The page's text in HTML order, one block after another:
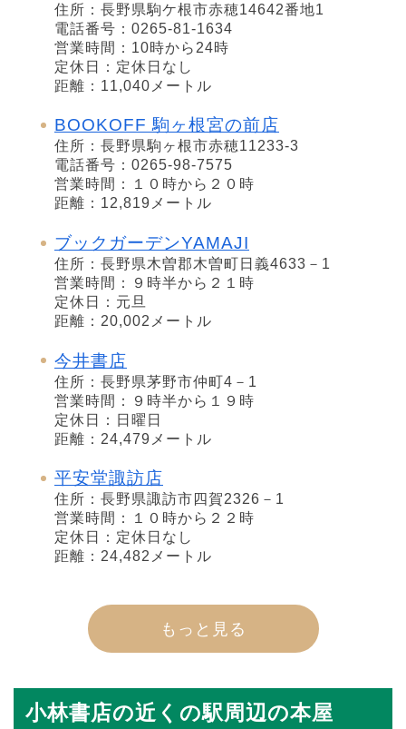
住所：長野県駒ケ根市赤穂14642番地1
電話番号：0265-81-1634
営業時間：10時から24時
定休日：定休日なし
距離：11,040メートル
BOOKOFF 駒ヶ根宮の前店
住所：長野県駒ヶ根市赤穂11233-3
電話番号：0265-98-7575
営業時間：１０時から２０時
距離：12,819メートル
ブックガーデンYAMAJI
住所：長野県木曽郡木曽町日義4633－1
営業時間：９時半から２１時
定休日：元旦
距離：20,002メートル
今井書店
住所：長野県茅野市仲町4－1
営業時間：９時半から１９時
定休日：日曜日
距離：24,479メートル
平安堂諏訪店
住所：長野県諏訪市四賀2326－1
営業時間：１０時から２２時
定休日：定休日なし
距離：24,482メートル
もっと見る
小林書店の近くの駅周辺の本屋